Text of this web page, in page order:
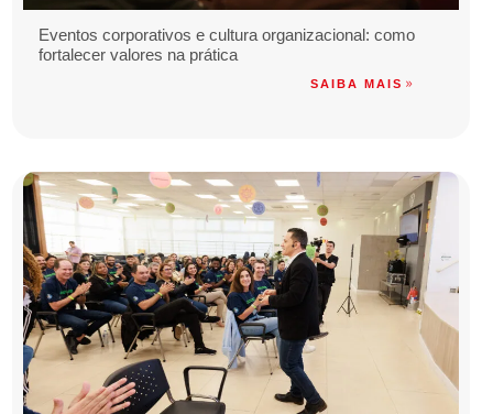
Eventos corporativos e cultura organizacional: como
fortalecer valores na prática
SAIBA MAIS